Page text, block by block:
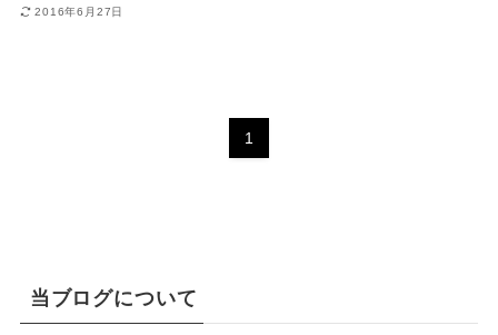
2016年6月27日
1
当ブログについて